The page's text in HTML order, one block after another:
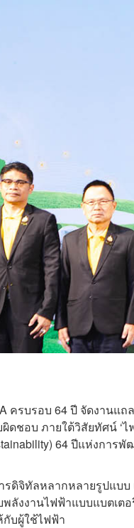
ครบรอบ 64 ปี จัดงานแ
ชอบ ภายใต้วิสัยทัศน์ ‘
64 ปีแห่งกา
ดิจิทัลหลากหลายรูปแบบ
ลังงานไฟฟ้าแบบแบตเ
บผู้ใช้ไฟฟ้า